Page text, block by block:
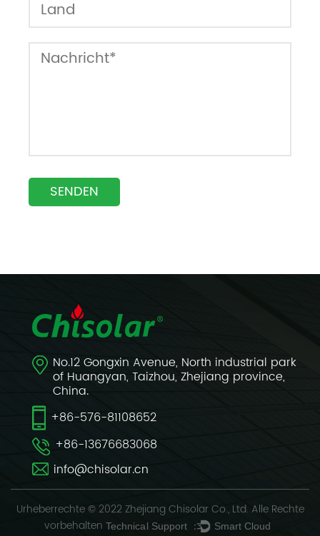
No.12 Gongxin Avenue, North industrial park
of Huangyan, Taizhou, Zhejiang province,
China.
+86-576-81108652
+86-13676683068
info@chisolar.cn
Urheberrechte © 2022 Zhejiang Chisolar Co., Ltd. Alle Rechte
vorbehalten Technical Support ： Smart Cloud